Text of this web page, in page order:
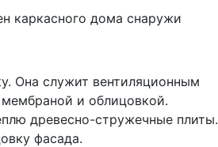
Она служит вентиляционным
и облицовкой.
древесно-стружечные плиты.
фасада.